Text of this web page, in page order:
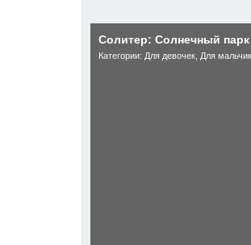
Солитер: Солнечный
Категории: Для девочек Для